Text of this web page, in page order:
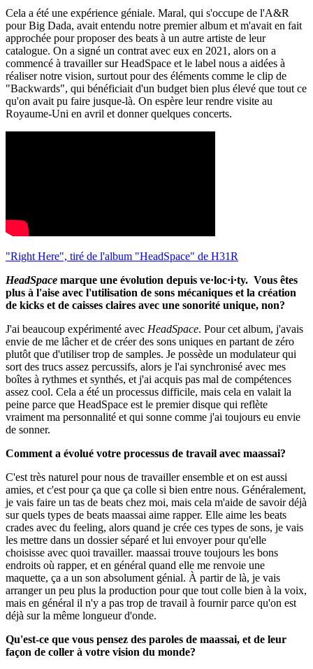
Cela a été une expérience géniale. Maral, qui s'occupe de l'A&R
pour Big Dada, avait entendu notre premier album et m'avait en fait
approchée pour proposer des beats à un autre artiste de leur
catalogue. On a signé un contrat avec eux en 2021, alors on a
commencé à travailler sur HeadSpace et le label nous a aidées à
réaliser notre vision, surtout pour des éléments comme le clip de
"Backwards", qui bénéficiait d'un budget bien plus élevé que tout ce
qu'on avait pu faire jusque-là. On espère leur rendre visite au
Royaume-Uni en avril et donner quelques concerts.
"Right Here", tiré de l'album "HeadSpace" de H31R
HeadSpace marque une évolution depuis ve​·​loc​·​i​·​ty. Vous êtes
plus à l'aise avec l'utilisation de sons mécaniques et la création
de kicks et de caisses claires avec une sonorité unique, non?
J'ai beaucoup expérimenté avec HeadSpace. Pour cet album, j'avais
envie de me lâcher et de créer des sons uniques en partant de zéro
plutôt que d'utiliser trop de samples. Je possède un modulateur qui
sort des trucs assez percussifs, alors je l'ai synchronisé avec mes
boîtes à rythmes et synthés, et j'ai acquis pas mal de compétences
assez cool. Cela a été un processus difficile, mais cela en valait la
peine parce que HeadSpace est le premier disque qui reflète
vraiment ma personnalité et qui sonne comme j'ai toujours eu envie
de sonner.
Comment a évolué votre processus de travail avec maassai?
C'est très naturel pour nous de travailler ensemble et on est aussi
amies, et c'est pour ça que ça colle si bien entre nous. Généralement,
je vais faire un tas de beats chez moi, mais cela m'aide de savoir déjà
sur quels types de beats maassai aime rapper. Elle aime les beats
crades avec du feeling, alors quand je crée ces types de sons, je vais
les mettre dans un dossier séparé et lui envoyer pour qu'elle
choisisse avec quoi travailler. maassai trouve toujours les bons
endroits où rapper, et en général quand elle me renvoie une
maquette, ça a un son absolument génial. À partir de là, je vais
arranger un peu plus la production pour que tout colle bien à la voix,
mais en général il n'y a pas trop de travail à fournir parce qu'on est
déjà sur la même longueur d'onde.
Qu'est-ce que vous pensez des paroles de maassai, et de leur
façon de coller à votre vision du monde?